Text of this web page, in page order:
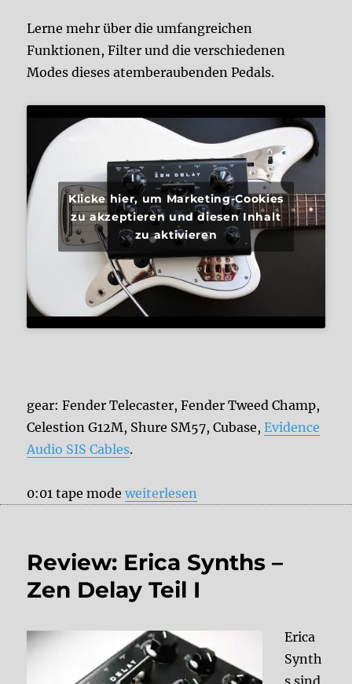
Lerne mehr über die umfangreichen
Funktionen, Filter und die verschiedenen
Modes dieses atemberaubenden Pedals.
Klicke hier, um Marketing-Cookies
zu akzeptieren und diesen Inhalt
zu aktivieren
gear: Fender Telecaster, Fender Tweed Champ,
Celestion G12M, Shure SM57, Cubase,Evidence
Audio SIS Cables.
0:01 tape mode„Erica Synths Zen Delay with a
weiterlesen
Review: Erica Synths –
Zen Delay Teil I
Erica
Synth